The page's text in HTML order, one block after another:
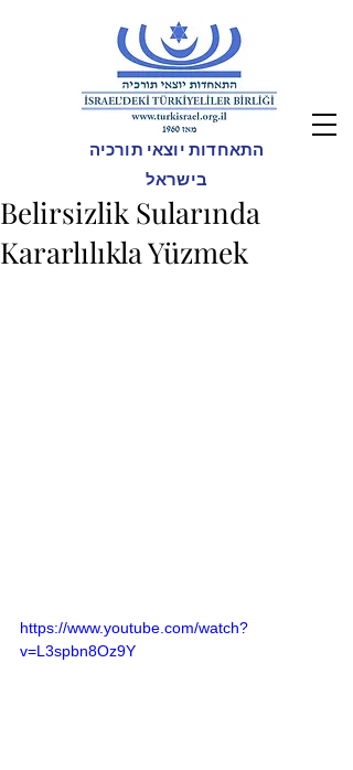
התאחדות יוצאי תורכיה
בישראל
Belirsizlik Sularında
Kararlılıkla Yüzmek
https://www.youtube.com/watch?
v=L3spbn8Oz9Y